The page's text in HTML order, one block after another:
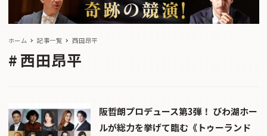
ホーム 記事一覧 西田昂平
西田昂平
阪哲朗プロデュース第3弾！ びわ湖ホー
ルが総力を挙げて臨む《トゥーランド